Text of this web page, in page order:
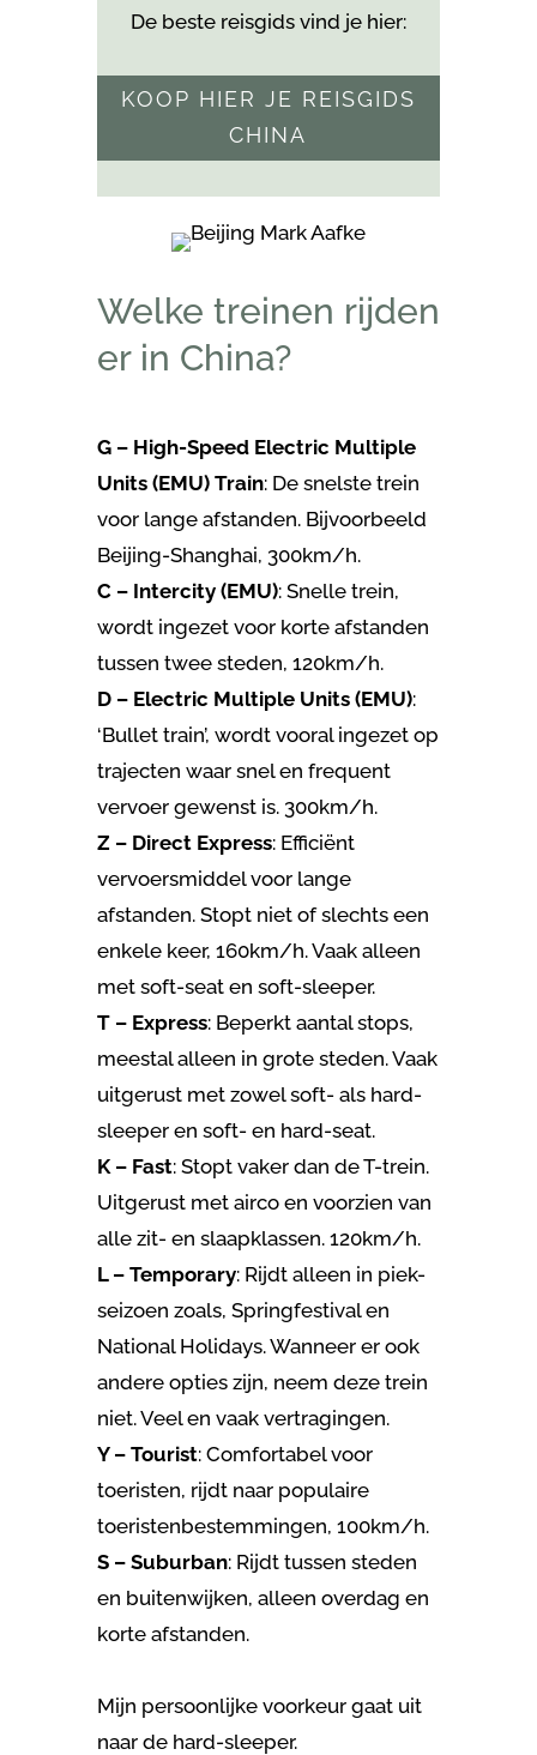
De beste reisgids vind je hier:
KOOP HIER JE REISGIDS
CHINA
Welke treinen rijden
er in China?
G – High-Speed Electric Multiple
Units (EMU) Train: De snelste trein
voor lange afstanden. Bijvoorbeeld
Beijing-Shanghai, 300km/h.
C – Intercity (EMU): Snelle trein,
wordt ingezet voor korte afstanden
tussen twee steden, 120km/h.
D – Electric Multiple Units (EMU):
‘Bullet train’, wordt vooral ingezet op
trajecten waar snel en frequent
vervoer gewenst is. 300km/h.
Z – Direct Express: Efficiënt
vervoersmiddel voor lange
afstanden. Stopt niet of slechts een
enkele keer, 160km/h. Vaak alleen
met soft-seat en soft-sleeper.
T – Express: Beperkt aantal stops,
meestal alleen in grote steden. Vaak
uitgerust met zowel soft- als hard-
sleeper en soft- en hard-seat.
K – Fast: Stopt vaker dan de T-trein.
Uitgerust met airco en voorzien van
alle zit- en slaapklassen. 120km/h.
L – Temporary: Rijdt alleen in piek-
seizoen zoals, Springfestival en
National Holidays. Wanneer er ook
andere opties zijn, neem deze trein
niet. Veel en vaak vertragingen.
Y – Tourist: Comfortabel voor
toeristen, rijdt naar populaire
toeristenbestemmingen, 100km/h.
S – Suburban: Rijdt tussen steden
en buitenwijken, alleen overdag en
korte afstanden.
Mijn persoonlijke voorkeur gaat uit
naar de hard-sleeper.